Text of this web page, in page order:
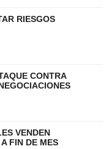
RIESGOS
CONTRA
VENDEN
FIN DE MES